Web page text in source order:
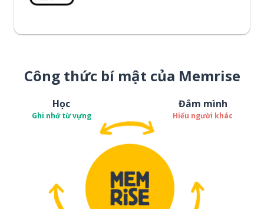
Công thức bí mật của Memrise
Học
Ghi nhớ từ vựng
Đắm mình
Hiểu người khác